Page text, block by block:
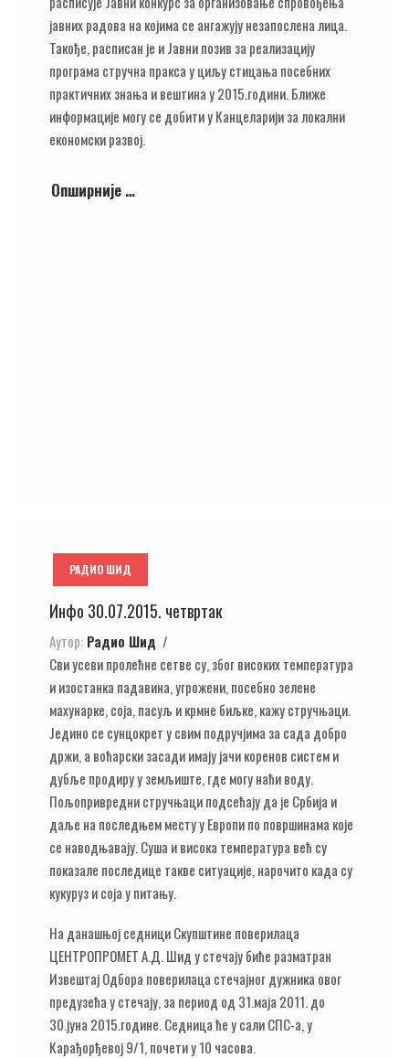
јавних радова на којима се ангажују незапослена лица.
Такође, расписан је и Јавни позив за реализацију
програма стручна пракса у циљу стицања посебних
практичних знања и вештина у 2015.години. Ближе
информације могу се добити у Канцеларији за локални
економски развој.
Опширније …
РАДИО ШИД
Инфо 30.07.2015. четвртак
Аутор: Радио Шид
Сви усеви пролећне сетве су, због високих температура
и изостанка падавина, угрожени, посебно зелене
махунарке, соја, пасуљ и крмне биљке, кажу стручњаци.
Једино се сунцокрет у свим подручјима за сада добро
држи, а воћарски засади имају јачи коренов систем и
дубље продиру у земљиште, где могу наћи воду.
Пољопривредни стручњаци подсећају да је Србија и
даље на последњем месту у Европи по површинама које
се наводњавају. Суша и висока температура већ су
показале последице такве ситуације, нарочито када су
кукуруз и соја у питању.
На данашњој седници Скупштине поверилаца
ЦЕНТРОПРОМЕТ А.Д. Шид у стечају биће разматран
Извештај Одбора поверилаца стечајног дужника овог
предузећа у стечају, за период од 31.маја 2011. до
30.јуна 2015.године. Седница ће у сали СПС-а, у
Карађорђевој 9/1, почети у 10 часова.